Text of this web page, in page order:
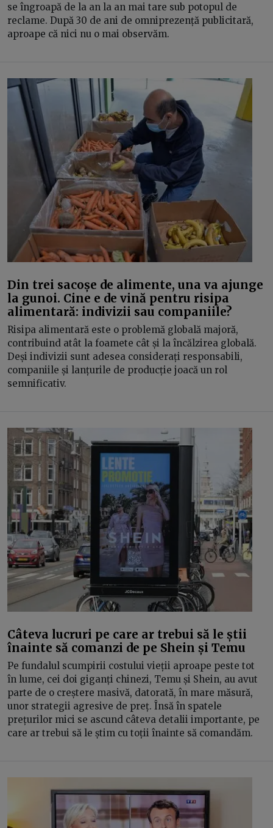
se îngroapă de la an la an mai tare sub potopul de
reclame. După 30 de ani de omniprezență publicitară,
aproape că nici nu o mai observăm.
Din trei sacoșe de alimente, una va ajunge
la gunoi. Cine e de vină pentru risipa
alimentară: indivizii sau companiile?
Risipa alimentară este o problemă globală majoră,
contribuind atât la foamete cât și la încălzirea globală.
Deși indivizii sunt adesea considerați responsabili,
companiile și lanțurile de producție joacă un rol
semnificativ.
Câteva lucruri pe care ar trebui să le știi
înainte să comanzi de pe Shein și Temu
Pe fundalul scumpirii costului vieții aproape peste tot
în lume, cei doi giganți chinezi, Temu și Shein, au avut
parte de o creștere masivă, datorată, în mare măsură,
unor strategii agresive de preț. Însă în spatele
prețurilor mici se ascund câteva detalii importante, pe
care ar trebui să le știm cu toții înainte să comandăm.